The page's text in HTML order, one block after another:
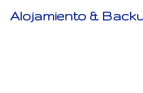
Alojamiento &